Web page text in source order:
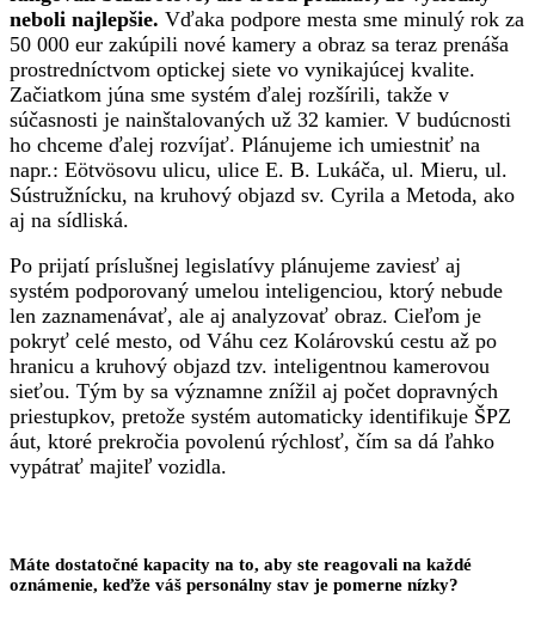
neboli najlepšie. Vďaka podpore mesta sme minulý rok za
50 000 eur zakúpili nové kamery a obraz sa teraz prenáša
prostredníctvom optickej siete vo vynikajúcej kvalite.
Začiatkom júna sme systém ďalej rozšírili, takže v
súčasnosti je nainštalovaných už 32 kamier. V budúcnosti
ho chceme ďalej rozvíjať. Plánujeme ich umiestniť na
napr.: Eötvösovu ulicu, ulice E. B. Lukáča, ul. Mieru, ul.
Sústružnícku, na kruhový objazd sv. Cyrila a Metoda, ako
aj na sídliská.
Po prijatí príslušnej legislatívy plánujeme zaviesť aj
systém podporovaný umelou inteligenciou, ktorý nebude
len zaznamenávať, ale aj analyzovať obraz. Cieľom je
pokryť celé mesto, od Váhu cez Kolárovskú cestu až po
hranicu a kruhový objazd tzv. inteligentnou kamerovou
sieťou. Tým by sa významne znížil aj počet dopravných
priestupkov, pretože systém automaticky identifikuje ŠPZ
áut, ktoré prekročia povolenú rýchlosť, čím sa dá ľahko
vypátrať majiteľ vozidla.
Máte dostatočné kapacity na to, aby ste reagovali na každé
oznámenie, keďže váš personálny stav je pomerne nízky?